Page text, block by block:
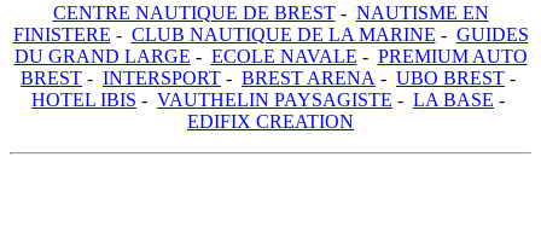
CENTRE NAUTIQUE DE BREST- NAUTISME EN
FINISTERE - CLUB NAUTIQUE DE LA MARINE - GUIDES
DU GRAND LARGE - ECOLE NAVALE - PREMIUM AUTO
BREST - INTERSPORT - BREST ARENA - UBO BREST -
HOTEL IBIS - VAUTHELIN PAYSAGISTE - LA BASE -
EDIFIX CREATION